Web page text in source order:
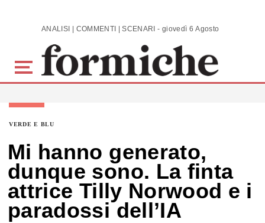
Skip to main content ANALISI | COMMENTI | SCENARI - giovedì 6 Agosto 2026
VERDE E BLU
Mi hanno generato,
dunque sono. La finta
attrice Tilly Norwood e i
paradossi dell’IA